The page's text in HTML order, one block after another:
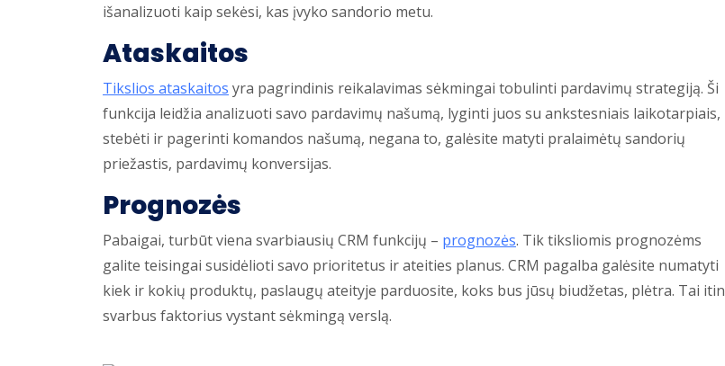
išanalizuoti kaip sekėsi, kas įvyko sandorio metu.
Ataskaitos
Tikslios ataskaitos yra pagrindinis reikalavimas sėkmingai tobulinti pardavimų strategiją. Ši
funkcija leidžia analizuoti savo pardavimų našumą, lyginti juos su ankstesniais laikotarpiais,
stebėti ir pagerinti komandos našumą, negana to, galėsite matyti pralaimėtų sandorių
priežastis, pardavimų konversijas.
Prognozės
Pabaigai, turbūt viena svarbiausių CRM funkcijų – prognozės. Tik tiksliomis prognozėms
galite teisingai susidėlioti savo prioritetus ir ateities planus. CRM pagalba galėsite numatyti
kiek ir kokių produktų, paslaugų ateityje parduosite, koks bus jūsų biudžetas, plėtra. Tai itin
svarbus faktorius vystant sėkmingą verslą.